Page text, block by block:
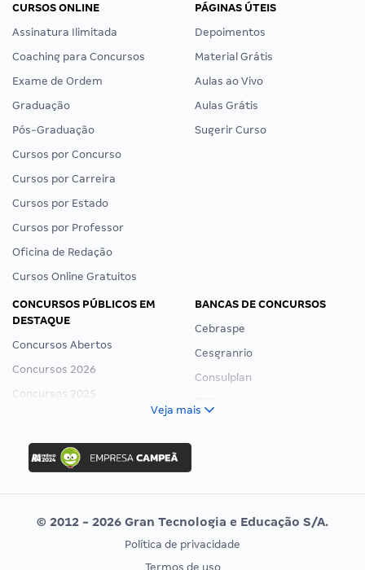
CURSOS ONLINE
Assinatura Ilimitada
Coaching para Concursos
Exame de Ordem
Graduação
Pós-Graduação
Cursos por Concurso
Cursos por Carreira
Cursos por Estado
Cursos por Professor
Oficina de Redação
Cursos Online Gratuitos
PÁGINAS ÚTEIS
Depoimentos
Material Grátis
Aulas ao Vivo
Aulas Grátis
Sugerir Curso
CONCURSOS PÚBLICOS EM
DESTAQUE
Concursos Abertos
Concursos 2026
Concursos 2025
Concurso Ibama
Concurso MPU
Editais publicados
BANCAS DE CONCURSOS
Cebraspe
Cesgranrio
Consulplan
Vunesp
CONCURSOS POR PROFISSÃO
EXAME DE ORDEM
Veja mais
© 2012 - 2026 Gran Tecnologia e Educação S/A.
Política de privacidade
Termos de uso